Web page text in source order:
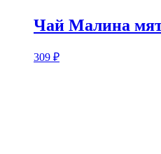
Чай Малина
309 ₽